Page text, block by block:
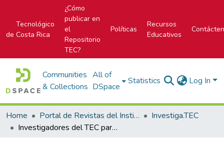
Tecnológico
de Costa Rica
¿Cómo
publicar en
el
Repositorio
TEC?
Políticas
Recursos
Educativos
Communities
& Collections
All of
DSpace
Statistics Log In
Home Portal de Revistas del Instituto Tecnológico de Costa Rica
Investiga.TEC
Investigadores del TEC participarán en proyecto internacional dirigido por ganador de premio Bernardo Houssay